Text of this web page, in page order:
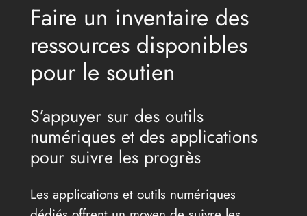
Faire un inventaire des
ressources disponibles
pour le soutien
S’appuyer sur des outils
numériques et des applications
pour suivre les progrès
Les applications et outils numériques